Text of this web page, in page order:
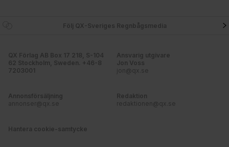
Följ QX-Sveriges Regnbågsmedia
QX Förlag AB Box 17 218, S-104
62 Stockholm, Sweden. +46-8
7203001
Ansvarig utgivare
Jon Voss
jon@qx.se
Annonsförsäljning
annonser@qx.se
Redaktion
redaktionen@qx.se
Hantera cookie-samtycke